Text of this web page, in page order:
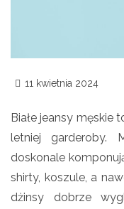
11 kwietnia 2024
Białe jeansy męskie
letniej
doskonale
shirty, koszule, a
dżinsy dobrze